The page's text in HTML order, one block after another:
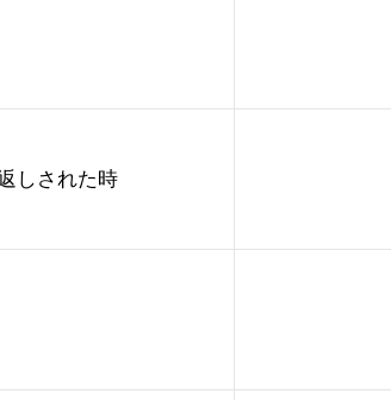
しされた時